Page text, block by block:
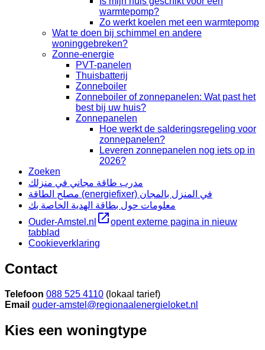
warmtepomp?
Zo werkt koelen met een warmtepomp
Wat te doen bij schimmel en andere
woninggebreken?
Zonne-energie
PVT-panelen
Thuisbatterij
Zonneboiler
Zonneboiler of zonnepanelen: Wat past het
best bij uw huis?
Zonnepanelen
Hoe werkt de salderingsregeling voor
zonnepanelen?
Leveren zonnepanelen nog iets op in
2026?
Zoeken
مدرب طاقة مجاني في منزلك
مصلح الطاقة (energiefixer) في المنزل بالمجان
معلومات حول بطاقة الهدية الخاصة بك
Ouder-Amstel.nl
opent externe pagina in nieuw
tabblad
Cookieverklaring
Contact
Telefoon 088 525 4110 (lokaal tarief)
Email ouder-amstel@regionaalenergieloket.nl
Kies een woningtype